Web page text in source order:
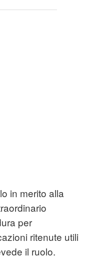
in merito alla
per
ritenute utili
il ruolo.